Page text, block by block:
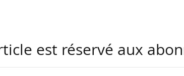
06/2026.est réservé aux